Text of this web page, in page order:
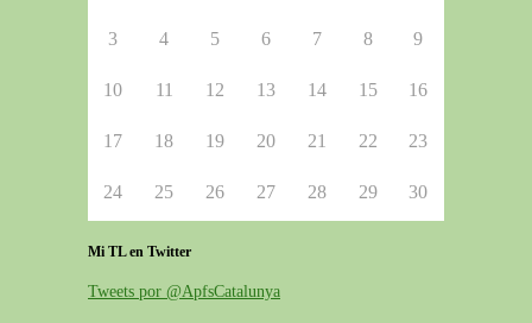
3 4 5 6 7 8 9
10 11 12 13 14 15 16
17 18 19 20 21 22 23
24 25 26 27 28 29 30
Mi TL en Twitter
Tweets por @ApfsCatalunya